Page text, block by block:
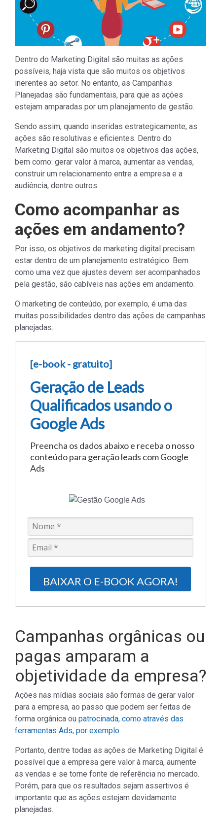
Dentro do Marketing Digital são muitas as ações
possíveis, haja vista que são muitos os objetivos
inerentes ao setor. No entanto, as Campanhas
Planejadas são fundamentais, para que as ações
estejam amparadas por um planejamento de gestão.
Sendo assim, quando inseridas estrategicamente, as
ações são resolutivas e eficientes. Dentro do
Marketing Digital são muitos os objetivos das ações,
bem como: gerar valor à marca, aumentar as vendas,
construir um relacionamento entre a empresa e a
audiência, dentre outros.
Como acompanhar as
ações em andamento?
Por isso, os objetivos de marketing digital precisam
estar dentro de um planejamento estratégico. Bem
como uma vez que ajustes devem ser acompanhados
pela gestão, são cabíveis nas ações em andamento.
O marketing de conteúdo, por exemplo, é uma das
muitas possibilidades dentro das ações de campanhas
planejadas.
[e-book - gratuito]
Geração de Leads
Qualificados usando o
Google Ads
Preencha os dados abaixo e receba o nosso
conteúdo para geração leads com Google
Ads
BAIXAR O E-BOOK AGORA!
Campanhas orgânicas ou
pagas amparam a
objetividade da empresa?
Ações nas mídias sociais são formas de gerar valor
para a empresa, ao passo que podem ser feitas de
forma orgânica ou patrocinada, como através das
ferramentas Ads, por exemplo.
Portanto, dentre todas as ações de Marketing Digital é
possível que a empresa gere valor à marca, aumente
as vendas e se torne fonte de referência no mercado.
Porém, para que os resultados sejam assertivos é
importante que as ações estejam devidamente
planejadas.